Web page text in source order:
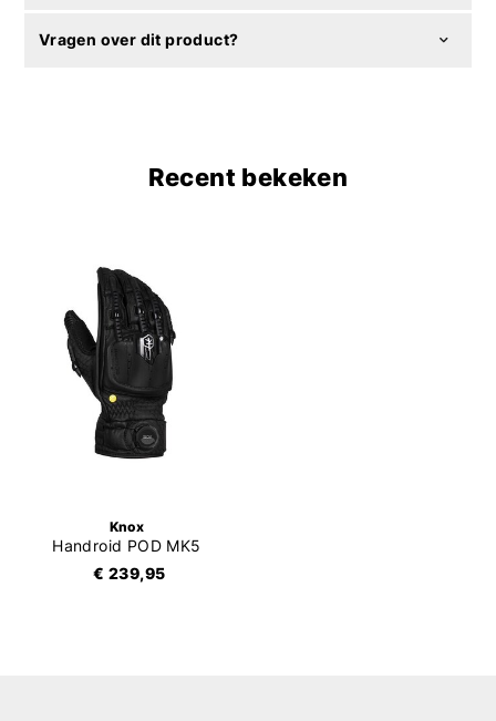
Vragen over dit product?
Recent bekeken
Knox
Handroid POD MK5
€ 239,95